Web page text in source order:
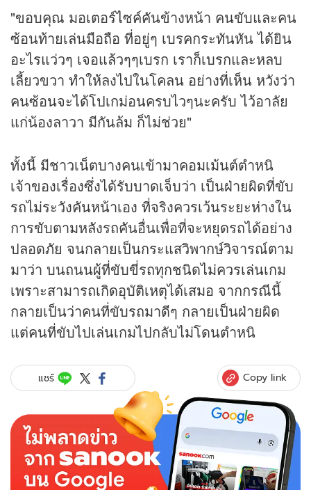
"ขอบคุณ มอเตอร์ไซค์คันข้างหน้า คนขับและคน
ซ้อนท้ายเล่นมือถือ ที่อยู่ๆ เบรคกระทันหัน ได้ยิน
อะไรแว่วๆ เจอแล้วๆๆเบรก เราก็เบรกและหลบ
เลี้ยวขวา ทำให้ลงไปในโคลน อย่างที่เห็น หวังว่า
คนซ้อนจะได้โปเกม่อนครบไวๆนะครับ ไว้อาลัย
แก่น้องลาวา มีกันล้ม ก็ไม่ช่วย"
ทั้งนี้ มีชาวเน็ตบางคนเข้ามาคอมเม้นต์ตำหนิ
เจ้าของเรื่องซึ่งได้รับบาดเจ็บว่า เป็นฝ่ายผิดที่ขับ
รถไม่ระวังคันหน้าเอง ที่จริงควรเว้นระยะห่างใน
การขับตามหลังรถคันอื่นเพื่อที่จะหยุดรถได้อย่าง
ปลอดภัย จนกลายเป็นกระแสวิพากษ์วิจารณ์ตาม
มาว่า บนถนนผู้ที่ขับขี่รถทุกชนิดไม่ควรเล่นเกม
เพราะสามารถเกิดอุบัติเหตุได้เสมอ จากกรณีนี้
กลายเป็นว่าคนที่ขับรถมาดีๆ กลายเป็นฝ่ายผิด
แต่คนที่ขับไปเล่นเกมไปกลับไม่โดนตำหนิ
แชร์ Copy link